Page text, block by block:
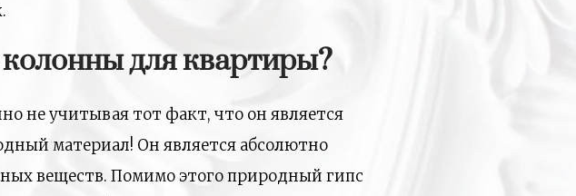
для квартиры?
не учитывая тот факт, что он является
материал! Он является абсолютно
веществ. Помимо этого природный гипс